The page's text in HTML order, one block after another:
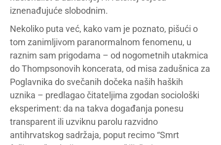
iznenađujuće slobodnim.
Nekoliko puta već, kako vam je poznato, pišući o
tom zanimljivom paranormalnom fenomenu, u
raznim sam prigodama – od nogometnih utakmica
do Thompsonovih koncerata, od misa zadušnica za
Poglavnika do svečanih dočeka naših haških
uznika – predlagao čitateljima zgodan sociološki
eksperiment: da na takva događanja ponesu
transparent ili uzviknu parolu razvidno
antihrvatskog sadržaja, poput recimo “Smrt